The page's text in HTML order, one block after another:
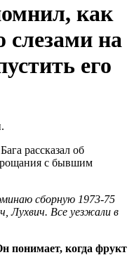
как
на
его
рассказал об
с бывшим
сборную 1973-75
Лухвич. Все уезжали в
понимает, когда фрукт